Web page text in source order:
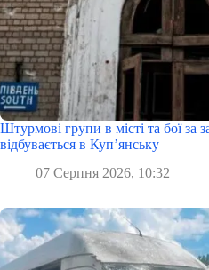
Штурмові групи в місті та бої за
відбувається в Куп’янську
07 Серпня 2026, 10:32